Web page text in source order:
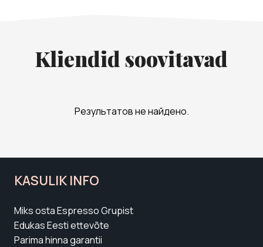
Kliendid soovitavad
Результатов не найдено.
KASULIK INFO
Miks osta Espresso Grupist
Edukas Eesti ettevõte
Parima hinna garantii